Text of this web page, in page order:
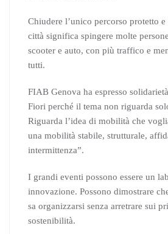
Chiudere l’unico percorso protetto
città significa spingere molte
scooter e auto, con più traffico e
tutti.
FIAB Genova ha espresso
Fiori perché il tema non riguarda
Riguarda l’idea di mobilità che
una mobilità stabile, strutturale,
intermittenza”.
I grandi eventi possono essere un
innovazione. Possono dimostrare
sa organizzarsi senza arretrare sui
sostenibilità.